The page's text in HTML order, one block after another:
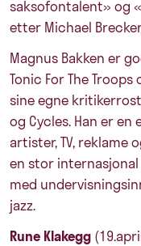
saksofontalent» og
etter Michael
Magnus Bakken er
Tonic For The
sine egne
og Cycles. Han er
artister, TV, reklame
en stor
med
jazz.
Rune Klakegg